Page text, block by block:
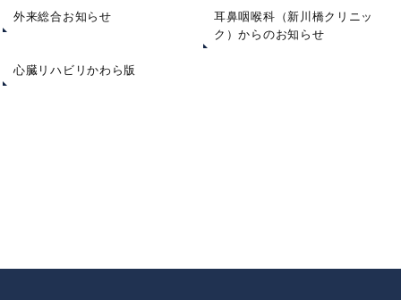
外来総合お知らせ
耳鼻咽喉科（新川橋クリニッ
ク）からのお知らせ
心臓リハビリかわら版